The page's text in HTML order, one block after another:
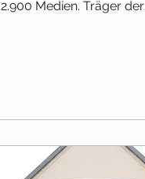
2.900 Medien. Träger der